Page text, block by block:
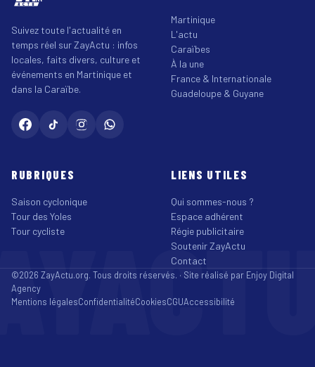
Suivez toute l'actualité en
temps réel sur ZayActu : infos
locales, faits divers, culture et
événements en Martinique et
dans la Caraïbe.
Martinique
L'actu
Caraïbes
À la une
France & Internationale
Guadeloupe & Guyane
RUBRIQUES
Saison cyclonique
Tour des Yoles
Tour cycliste
LIENS UTILES
Qui sommes-nous ?
Espace adhérent
Régie publicitaire
Soutenir ZayActu
Contact
©2026 ZayActu.org. Tous droits réservés. · Site réalisé par Enjoy Digital
Agency
Mentions légalesConfidentialitéCookiesCGUAccessibilité